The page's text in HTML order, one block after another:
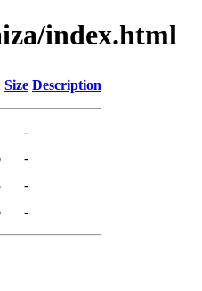
index.html
Size Description
-
-
-
-